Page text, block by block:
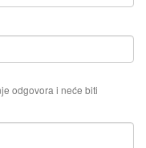
odgovora i neće biti